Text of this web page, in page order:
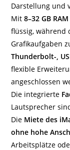
Darstellung und
Mit8–32 GB RAM
flüssig, während
Grafikaufgaben
Thunderbolt-,
flexible
angeschlossen
Die integrierte
Lautsprecher
Die Miete des
ohne hohe
Arbeitsplätze